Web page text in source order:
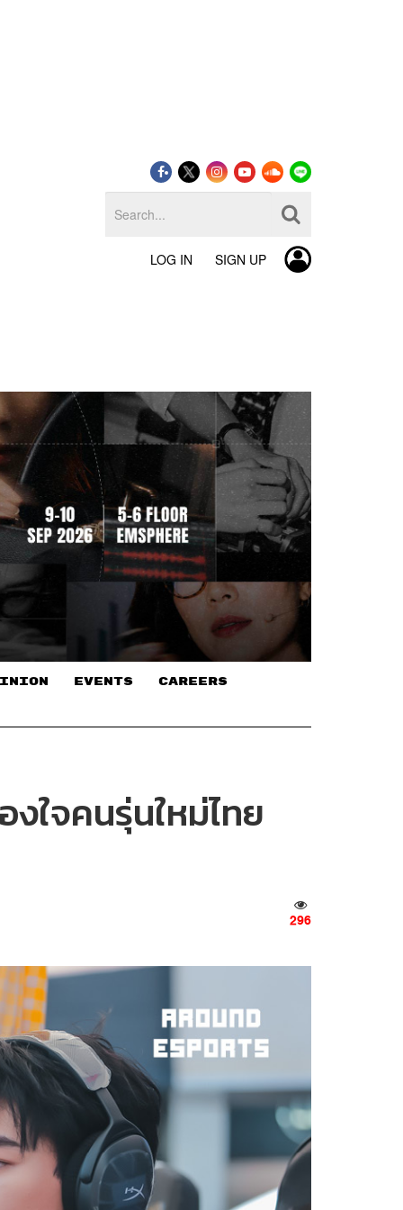
LOG IN SIGN UP
EVENTS CAREERS
ใจคนรุ่นใหม่ไทย
296